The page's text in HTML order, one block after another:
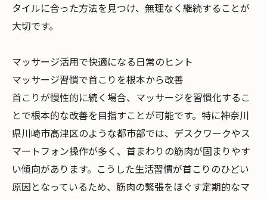
タイルに合った方法を見つけ、無理なく継続することが
大切です。
マッサージ活用で快適になる日常のヒント
マッサージ習慣で首こりを根本から改善
首こりが慢性的に続く場合、マッサージを習慣化するこ
とで根本的な改善を目指すことが可能です。特に神奈川
県川崎市高津区のような都市部では、デスクワークやス
マートフォン操作が多く、首まわりの筋肉が固まりやす
い傾向があります。こうした生活習慣が首こりのひどい
原因となっているため、筋肉の緊張をほぐす定期的なマ